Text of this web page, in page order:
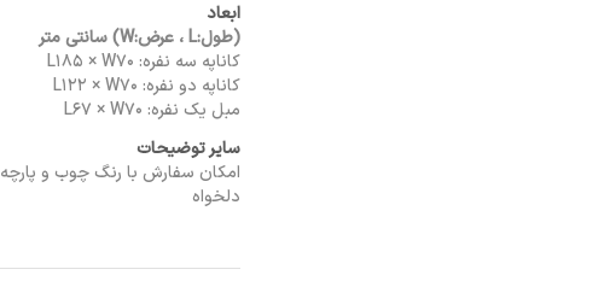
ابعاد
(طول:L ، عرض:W) سانتی متر
کاناپه سه نفره: L185 × W70
کاناپه دو نفره: L122 × W70
مبل یک نفره: L67 × W70
سایر توضیحات
امکان سفارش با رنگ چوب و پارچه
دلخواه